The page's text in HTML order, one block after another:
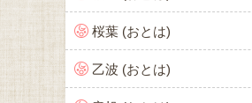
桜葉 (おとは)
乙波 (おとは)